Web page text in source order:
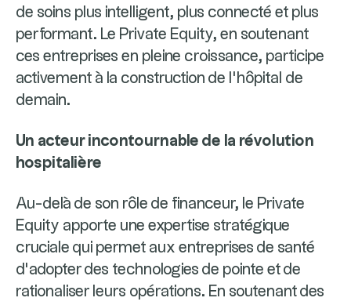
de soins plus intelligent, plus connecté et plus
performant. Le Private Equity, en soutenant
ces entreprises en pleine croissance, participe
activement à la construction de l’hôpital de
demain.
Un acteur incontournable de la révolution
hospitalière
Au-delà de son rôle de financeur, le Private
Equity apporte une expertise stratégique
cruciale qui permet aux entreprises de santé
d’adopter des technologies de pointe et de
rationaliser leurs opérations. En soutenant des